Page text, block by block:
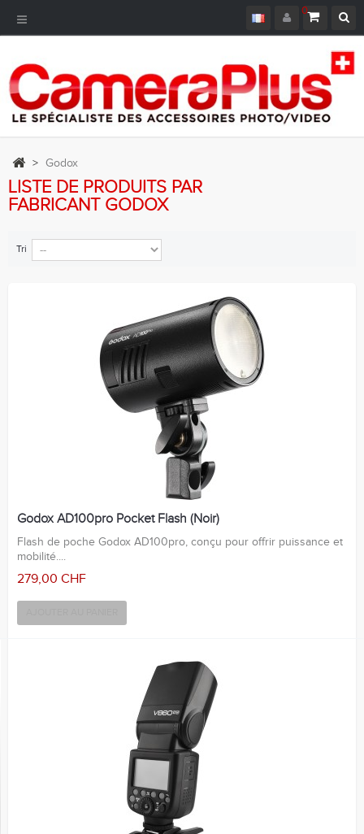
0
Navigation
bascule
> Godox
LISTE DE PRODUITS PAR
FABRICANT GODOX
Tri
Godox AD100pro Pocket Flash (Noir)
Flash de poche Godox AD100pro, conçu pour offrir puissance et
mobilité....
279,00 CHF